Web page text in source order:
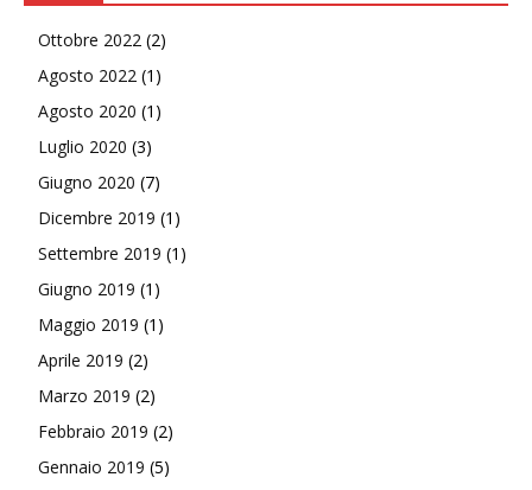
Ottobre 2022 (2)
Agosto 2022 (1)
Agosto 2020 (1)
Luglio 2020 (3)
Giugno 2020 (7)
Dicembre 2019 (1)
Settembre 2019 (1)
Giugno 2019 (1)
Maggio 2019 (1)
Aprile 2019 (2)
Marzo 2019 (2)
Febbraio 2019 (2)
Gennaio 2019 (5)